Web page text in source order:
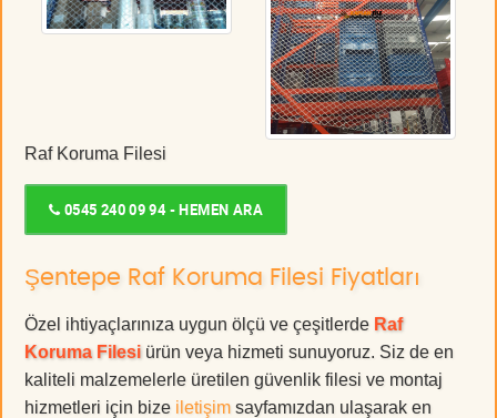
Raf Koruma Filesi
0545 240 09 94 - HEMEN ARA
Şentepe Raf Koruma Filesi Fiyatları
Özel ihtiyaçlarınıza uygun ölçü ve çeşitlerde Raf
Koruma Filesi ürün veya hizmeti sunuyoruz. Siz de en
kaliteli malzemelerle üretilen güvenlik filesi ve montaj
hizmetleri için bize iletişim sayfamızdan ulaşarak en